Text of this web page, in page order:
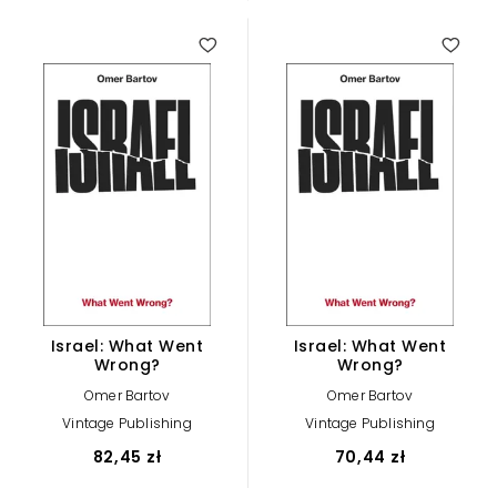
Israel: What Went
Wrong?
Omer Bartov
Vintage Publishing
82,45 zł
Israel: What Went
Wrong?
Omer Bartov
Vintage Publishing
70,44 zł